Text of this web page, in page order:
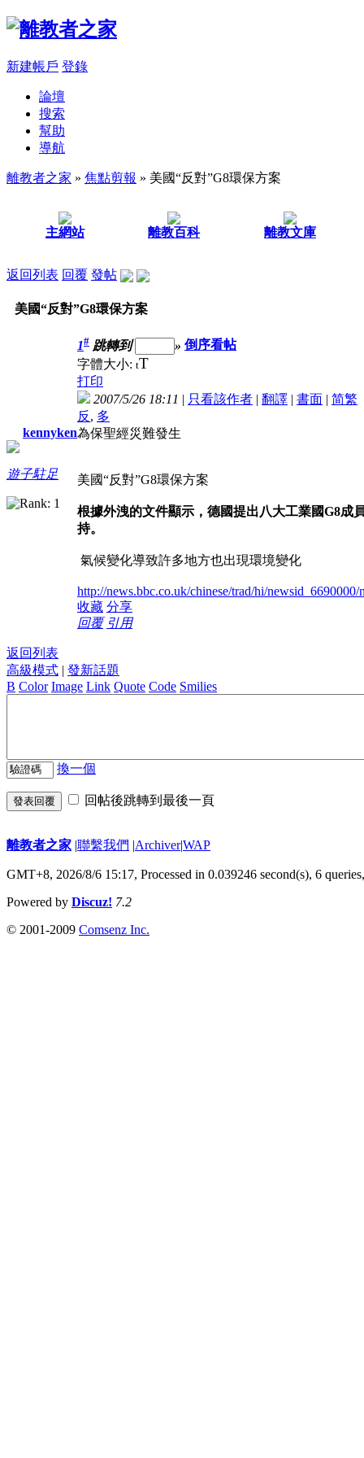
新建帳戶 登錄
論壇
搜索
幫助
導航
離教者之家 » 焦點剪報 » 美國“反對”G8環保方案
主網站 離教百科 離教文庫
返回列表 回覆 發帖
美國“反對”G8環保方案
kennyken
遊子駐足
1# 跳轉到 » 倒序看帖
字體大小: tT
打印
2007/5/26 18:11 | 只看該作者 | 翻譯 | 書面 | 简繁
反 , 多
為保聖經災難發生
美國“反對”G8環保方案
根據外洩的文件顯示，德國提出八大工業國G8成
持。
氣候變化導致許多地方也出現環境變化
http://news.bbc.co.uk/chinese/trad/hi/
收藏 分享
回覆 引用
返回列表
高級模式 | 發新話題
B Color Image Link Quote Code Smilies
換一個
發表回覆 回帖後跳轉到最後一頁
離教者之家 |聯繫我們 |Archiver|WAP
GMT+8, 2026/8/6 15:17, Processed in 0.039246 second(s), 6
Powered by Discuz! 7.2
© 2001-2009 Comsenz Inc.